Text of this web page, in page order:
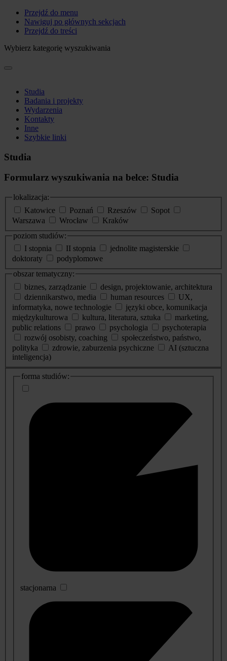
Przejdź do menu
Nawiguj po głównych sekcjach
Przejdź do treści
Wybierz kategorię wyszukiwania
Studia
Badania i projekty
Wydarzenia
Kontakty
Inne
Szybkie linki
Studia
Formularz wyszukiwania na belce: Studia
lokalizacja:
Katowice
Poznań Rzeszów
Sopot
Warszawa
Wrocław
Kraków
poziom studiów:
I stopnia
II stopnia
jednolite magisterskie
doktoraty
podyplomowe
obszar tematyczny:
biznes, zarządzanie
design, projektowanie, architektura
dziennikarstwo, media
human resources
UX,
informatyka, nowe technologie
języki obce, komunikacja
międzykulturowa
kultura, literatura, sztuka
marketing,
public relations
prawo psychologia
psychoterapia
rozwój osobisty, coaching
społeczeństwo, państwo,
polityka
zdrowie, zaburzenia psychiczne
AI (sztuczna
inteligencja)
dodatkowe
informacje
forma studiów:
stacjonarna